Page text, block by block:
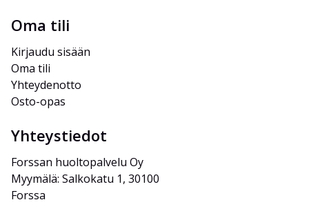
Oma tili
Kirjaudu sisään
Oma tili
Yhteydenotto
Osto-opas
Yhteystiedot
Forssan huoltopalvelu Oy
Myymälä: Salkokatu 1, 30100
Forssa